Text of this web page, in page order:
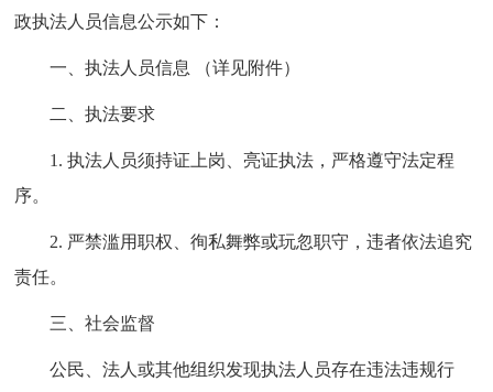
政执法人员信息公示如下：
一、执法人员信息 （详见附件）
二、执法要求
1. 执法人员须持证上岗、亮证执法，严格遵守法定程
序。
2. 严禁滥用职权、徇私舞弊或玩忽职守，违者依法追究
责任。
三、社会监督
公民、法人或其他组织发现执法人员存在违法违规行